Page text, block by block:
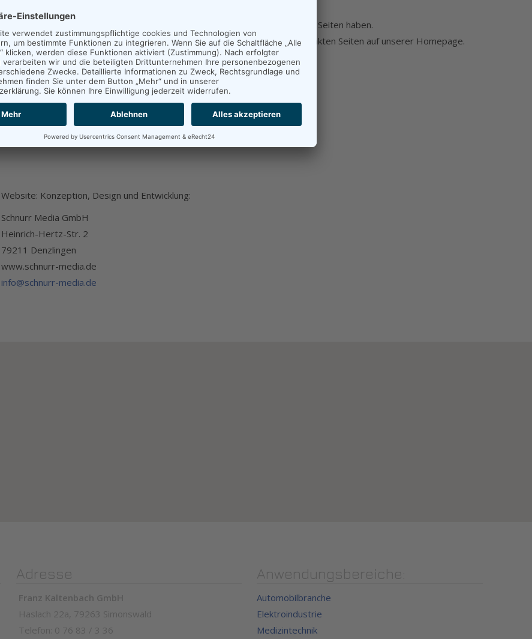
Für all diese Links gilt, dass wir keinerlei Einfluss auf die Inhalte der gelinkten Seiten haben.
Deshalb distanzieren wir uns hiermit ausdrücklich von allen Inhalten aller gelinkten Seiten auf unserer Homepage.
Informationen nach § 6 TDG
Website: Konzeption, Design und Entwicklung:
Schnurr Media GmbH
Heinrich-Hertz-Str. 2
79211 Denzlingen
www.schnurr-media.de
info@schnurr-media.de
Adresse
Franz Kaltenbach GmbH
Haslach 22a, 79263 Simonswald
Telefon: 0 76 83 / 3 36
Anwendungsbereiche:
Automobilbranche
Elektroindustrie
Medizintechnik